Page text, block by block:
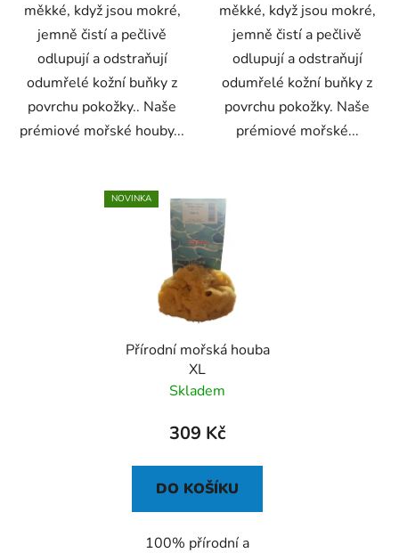
měkké, když jsou mokré,
jemně čistí a pečlivě
odlupují a odstraňují
odumřelé kožní buňky z
povrchu pokožky.. Naše
prémiové mořské houby...
měkké, když jsou mokré,
jemně čistí a pečlivě
odlupují a odstraňují
odumřelé kožní buňky z
povrchu pokožky. Naše
prémiové mořské...
NOVINKA
Přírodní mořská houba
XL
Skladem
309 Kč
DO KOŠÍKU
100% přírodní a